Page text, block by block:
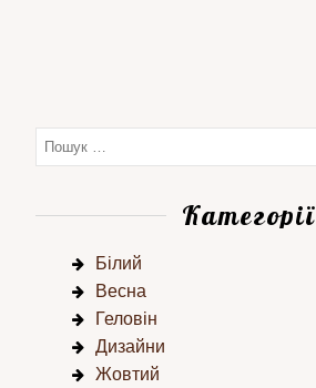
Категорії
Білий
Весна
Геловін
Дизайни
Жовтий